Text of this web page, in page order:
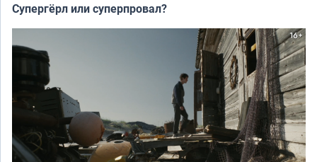
Супергёрл или суперпровал?